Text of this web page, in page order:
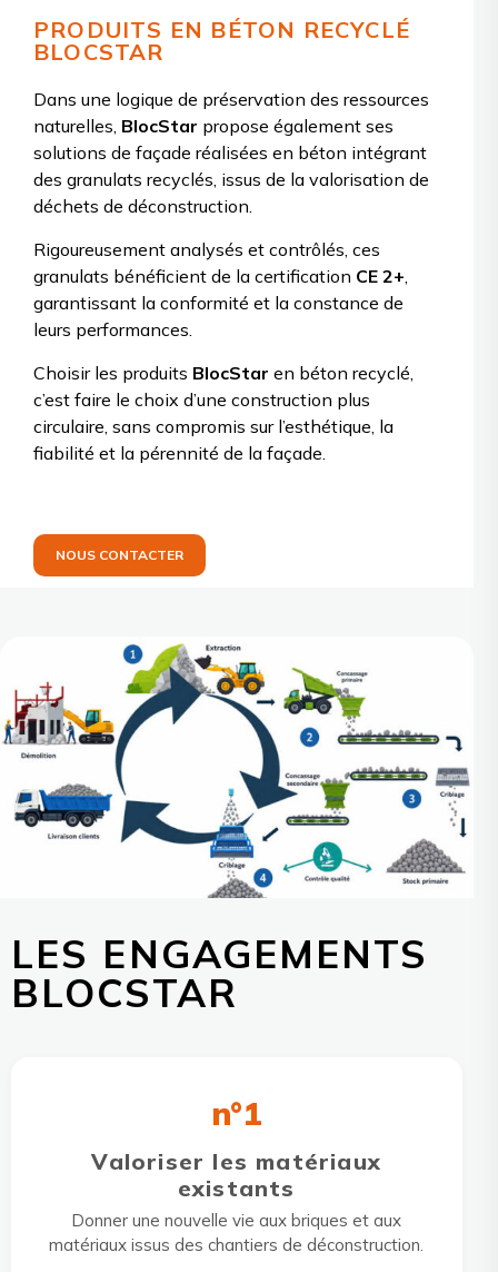
PRODUITS EN BÉTON RECYCLÉ
BLOCSTAR
Dans une logique de préservation des ressources
naturelles, BlocStar propose également ses
solutions de façade réalisées en béton intégrant
des granulats recyclés, issus de la valorisation de
déchets de déconstruction.
Rigoureusement analysés et contrôlés, ces
granulats bénéficient de la certification CE 2+
garantissant la conformité et la constance de
leurs performances.
Choisir les produits BlocStar en béton recyclé,
c’est faire le choix d’une construction plus
circulaire, sans compromis sur l’esthétique, la
fiabilité et la pérennité de la façade.
NOUS CONTACTER
LES ENGAGEMENTS
BLOCSTAR
n°1
Valoriser les matériaux
existants
Donner une nouvelle vie aux briques et aux
matériaux issus des chantiers de déconstruction.